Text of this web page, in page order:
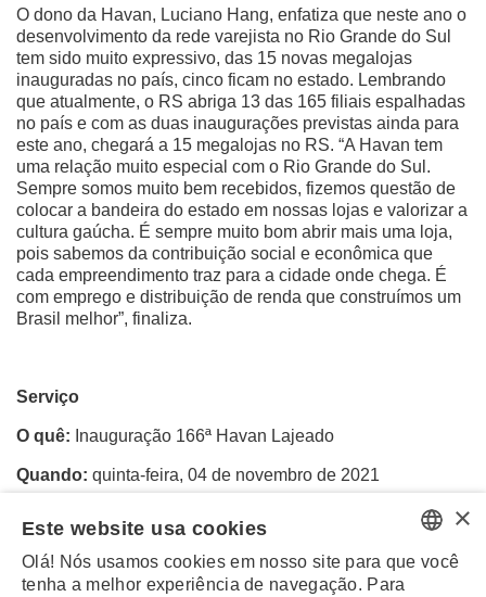
O dono da Havan, Luciano Hang, enfatiza que neste ano o
desenvolvimento da rede varejista no Rio Grande do Sul
tem sido muito expressivo, das 15 novas megalojas
inauguradas no país, cinco ficam no estado. Lembrando
que atualmente, o RS abriga 13 das 165 filiais espalhadas
no país e com as duas inaugurações previstas ainda para
este ano, chegará a 15 megalojas no RS. “A Havan tem
uma relação muito especial com o Rio Grande do Sul.
Sempre somos muito bem recebidos, fizemos questão de
colocar a bandeira do estado em nossas lojas e valorizar a
cultura gaúcha. É sempre muito bom abrir mais uma loja,
pois sabemos da contribuição social e econômica que
cada empreendimento traz para a cidade onde chega. É
com emprego e distribuição de renda que construímos um
Brasil melhor”, finaliza.
Serviço
O quê: Inauguração 166ª Havan Lajeado
Quando: quinta-feira, 04 de novembro de 2021
Que horas:
das 9 às 22 horas
PORTUGUESE
×
Este website usa cookies
Olá! Nós usamos cookies em nosso site para que você
tenha a melhor experiência de navegação. Para